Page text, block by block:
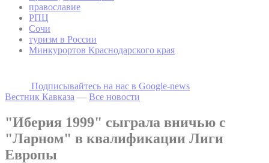
православие
РПЦ
Сочи
туризм в России
Минкурортов Краснодарского края
Подписывайтесь на наc в Google-news
Вестник Кавказа — Все новости
"Иберия 1999" сыграла вничью с
"Ларном" в квалификации Лиги
Европы